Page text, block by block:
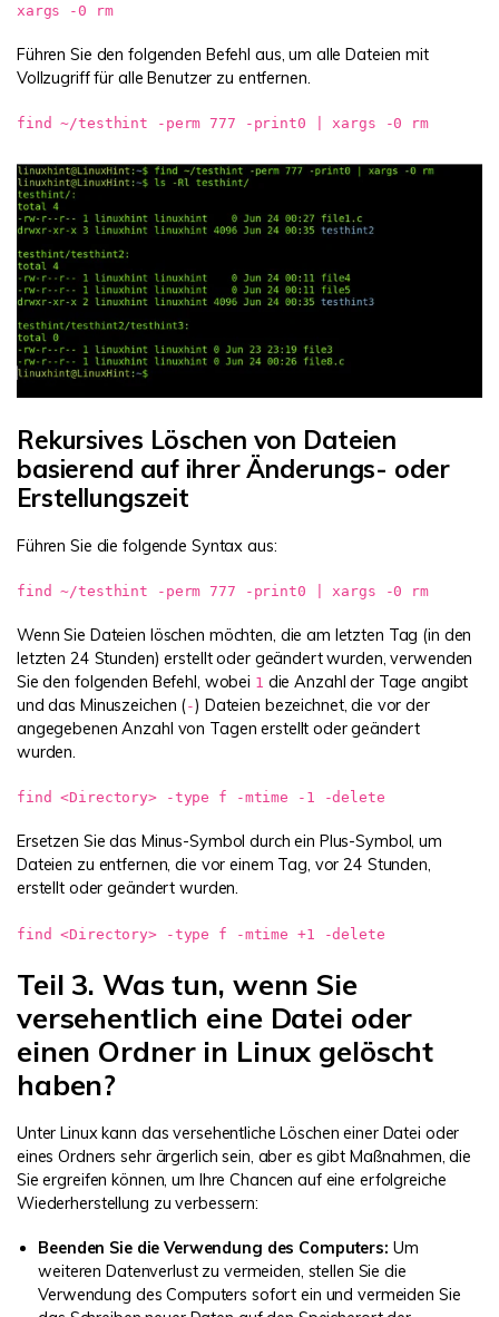
xargs -0 rm
Führen Sie den folgenden Befehl aus, um alle Dateien mit
Vollzugriff für alle Benutzer zu entfernen.
find ~/testhint -perm 777 -print0 | xargs -0 rm
Rekursives Löschen von Dateien
basierend auf ihrer Änderungs- oder
Erstellungszeit
Führen Sie die folgende Syntax aus:
find ~/testhint -perm 777 -print0 | xargs -0 rm
Wenn Sie Dateien löschen möchten, die am letzten Tag (in den
letzten 24 Stunden) erstellt oder geändert wurden, verwenden
Sie den folgenden Befehl, wobei 1 die Anzahl der Tage angibt
und das Minuszeichen (-) Dateien bezeichnet, die vor der
angegebenen Anzahl von Tagen erstellt oder geändert
wurden.
find <Directory> -type f -mtime -1 -delete
Ersetzen Sie das Minus-Symbol durch ein Plus-Symbol, um
Dateien zu entfernen, die vor einem Tag, vor 24 Stunden,
erstellt oder geändert wurden.
find <Directory> -type f -mtime +1 -delete
Teil 3. Was tun, wenn Sie
versehentlich eine Datei oder
einen Ordner in Linux gelöscht
haben?
Unter Linux kann das versehentliche Löschen einer Datei oder
eines Ordners sehr ärgerlich sein, aber es gibt Maßnahmen, die
Sie ergreifen können, um Ihre Chancen auf eine erfolgreiche
Wiederherstellung zu verbessern:
Beenden Sie die Verwendung des Computers: Um
weiteren Datenverlust zu vermeiden, stellen Sie die
Verwendung des Computers sofort ein und vermeiden Sie